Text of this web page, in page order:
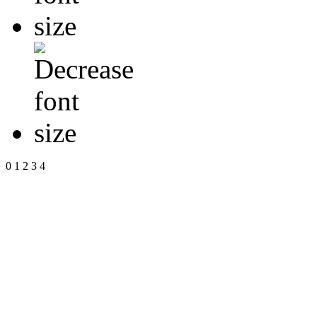
0 1 2 3 4